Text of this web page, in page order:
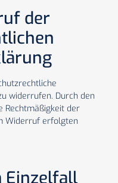
der
widerrufen. Durch den
Rechtmäßigkeit der
Widerruf erfolgten
Einzelfall